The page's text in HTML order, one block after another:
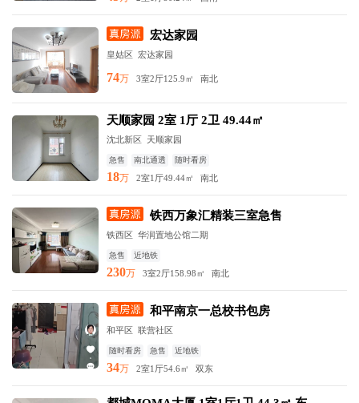
宏达家园
皇姑区 宏达家园
74万 3室2厅125.9㎡ 南北
天顺家园 2室 1厅 2卫 49.44㎡
沈北新区 天顺家园
急售 南北通透 随时看房
18万 2室1厅49.44㎡ 南北
铁西万象汇精装三室急售
铁西区 华润置地公馆二期
急售 近地铁
230万 3室2厅158.98㎡ 南北
和平南京一总校书包房
和平区 联营社区
随时看房 急售 近地铁
34万 2室1厅54.6㎡ 双东